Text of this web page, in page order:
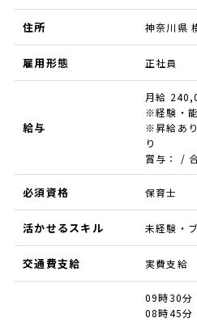
住所 神奈川県
雇用形態 正社員
給与
月給
※経験・
※昇給あ
り
賞与： /
必須資格 保育士
活かせるスキル 未経験・
交通費支給 実費支給
09時30
08時45